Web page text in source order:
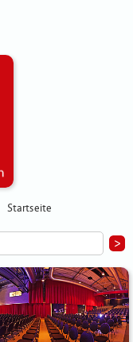
Startseite